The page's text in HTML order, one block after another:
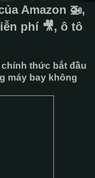
Amazon 🚁,
phí 🎥, ô tô
thức bắt đầu
máy bay không